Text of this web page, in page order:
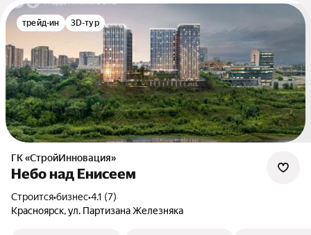
трейд-ин 3D-тур
ГК «СтройИнновация»
Небо над Енисеем
Строится•бизнес•4.1 (7)
Красноярск, ул. Партизана Железняка